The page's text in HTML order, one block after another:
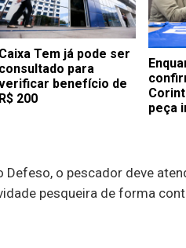
Caixa Tem já pode ser
consultado para
benefício de
R$ 200
peça
Defeso, o pescador deve
pesqueira de forma